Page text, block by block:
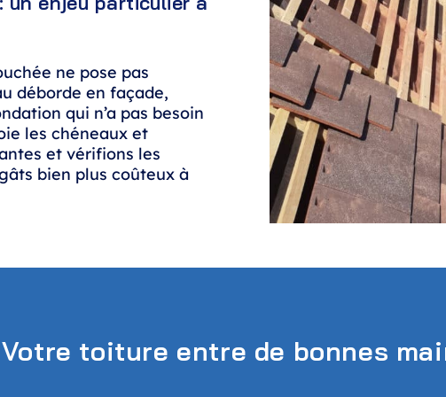
ne pose pas
déborde en façade,
qui n’a pas besoin
les chéneaux et
et vérifions les
bien plus coûteux à
toiture entre de bonnes